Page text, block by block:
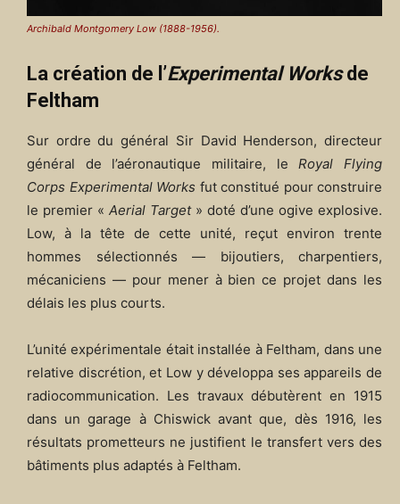
Archibald Montgomery Low (1888-1956).
La création de l’Experimental Worksde
Feltham
Sur ordre du général Sir David Henderson, directeur
général de l’aéronautique militaire, leRoyal Flying
Corps Experimental Works fut constitué pour construire
le premier « Aerial Target» doté d’une ogive explosive.
Low, à la tête de cette unité, reçut environ trente
hommes sélectionnés — bijoutiers, charpentiers,
mécaniciens — pour mener à bien ce projet dans les
délais les plus courts.
L’unité expérimentale était installée à Feltham, dans une
relative discrétion, et Low y développa ses appareils de
radiocommunication. Les travaux débutèrent en 1915
dans un garage à Chiswick avant que, dès 1916, les
résultats prometteurs ne justifient le transfert vers des
bâtiments plus adaptés à Feltham.